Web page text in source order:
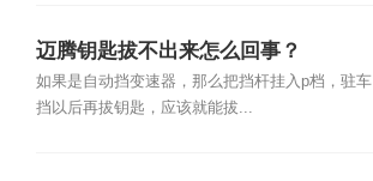
迈腾钥匙拔不出来怎么回事？
如果是自动挡变速器，那么把挡杆挂入p档，驻车
挡以后再拔钥匙，应该就能拔...